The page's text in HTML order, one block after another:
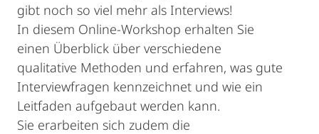
gibt noch so viel mehr als Interviews!
In diesem Online-Workshop erhalten Sie
einen Überblick über verschiedene
qualitative Methoden und erfahren, was gute
Interviewfragen kennzeichnet und wie ein
Leitfaden aufgebaut werden kann.
Sie erarbeiten sich zudem die